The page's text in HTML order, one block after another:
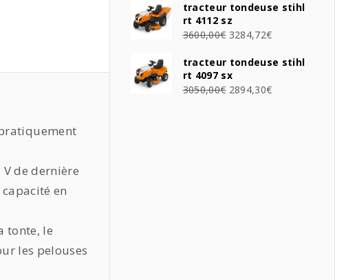
de dernière
en
tonte, le
les pelouses
tracteur tondeuse stihl
rt 4112 sz
3600,00€ 3284,72€
tracteur tondeuse stihl
rt 4097 sx
3050,00€ 2894,30€